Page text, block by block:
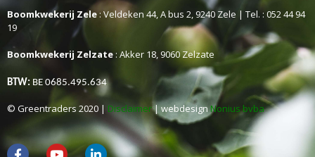
Boomkwekerij Zele: Veldeken 44, A bus 2, 9240 Zele | Tel. : 052 44 94
19
Boomkwekerij Zelzate : Akker 18, 9060 Zelzate
BTW: BE 0685.495.634
© Greentraders 2020 | Disclaimer| webdesignNonius bvba